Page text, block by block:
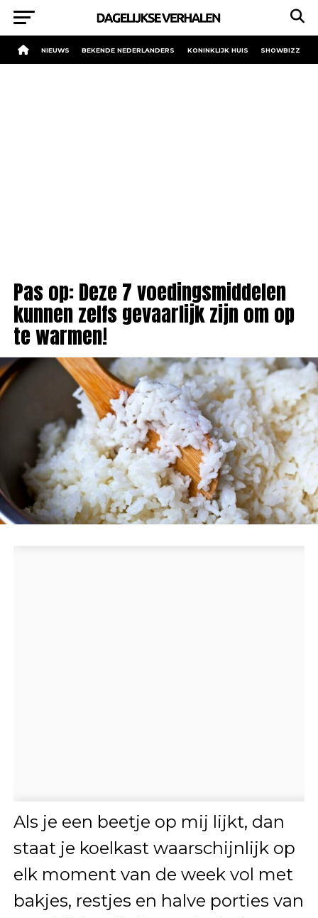
NIEUWS BEKENDE NEDERLANDERS KONINKLIJK HUIS SHOWBIZZ
Pas op: Deze 7 voedingsmiddelen
kunnen zelfs gevaarlijk zijn om op
te warmen!
Als je een beetje op mij lijkt, dan
staat je koelkast waarschijnlijk op
elk moment van de week vol met
bakjes, restjes en halve porties van